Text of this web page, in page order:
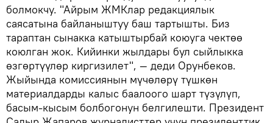
болмокчу. "Айрым ЖМКлар редакциялык
саясатына байланыштуу баш тартышты. Биз
тараптан сынакка катыштырбай коюуга чектөө
коюлган жок. Кийинки жылдары бул сыйлыкка
өзгөртүүлөр киргизилет", — деди Орунбеков.
Жыйында комиссиянын мүчөлөрү түшкөн
материалдарды калыс баалоого шарт түзүлүп,
басым-кысым болбогонун белгилешти. Президент